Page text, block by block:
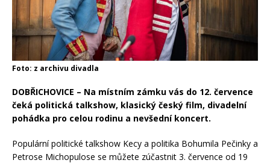
Foto: z archivu divadla
DOBŘICHOVICE – Na místním zámku vás do 12. července
čeká politická talkshow, klasický český film, divadelní
pohádka pro celou rodinu a nevšední koncert.
Populární politické talkshow Kecy a politika Bohumila Pečinky a
Petrose Michopulose se můžete zúčastnit 3. července od 19